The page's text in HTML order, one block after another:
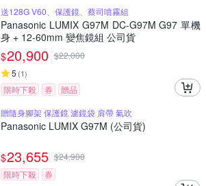
送128G V60、保護鏡、蔡司噴霧組
Panasonic LUMIX G97M DC-G97M G97 單機
身 + 12-60mm 變焦鏡組 公司貨
$20,900 $22,000
5 (1)
限時下殺 券 贈品
贈隨身腳架 保護鏡 濾鏡袋 肩帶 氣吹
Panasonic LUMIX G97M (公司貨)
$23,655 $24,900
限時下殺
券